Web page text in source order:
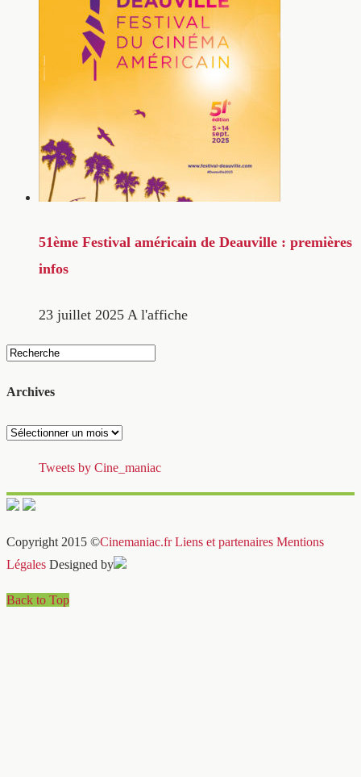
51ème Festival américain de Deauville : premières
infos
23 juillet 2025 A l'affiche
Archives
Archives
Tweets by Cine_maniac
Copyright 2015 ©Cinemaniac.fr Liens et partenaires Mentions
Légales Designed by
Back to Top